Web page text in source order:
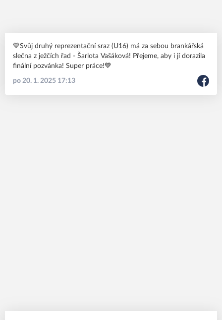
💙Svůj druhý reprezentační sraz (U16) má za sebou brankářská
slečna z ježčích řad - Šarlota Vašáková! Přejeme, aby i jí dorazila
finální pozvánka! Super práce!💙
po 20. 1. 2025 17:13